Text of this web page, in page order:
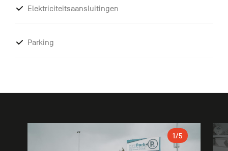
Elektriciteitsaansluitingen
Parking
1/5